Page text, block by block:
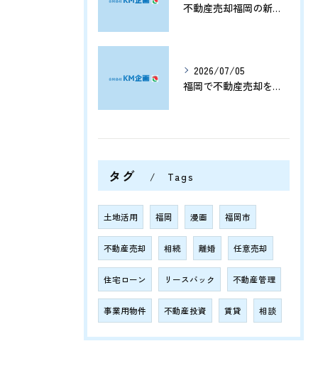
不動産売却福岡の新展開と資産価値を守る売却戦略まとめ
2026/07/05
福岡で不動産売却をプロに任せて相続や資産整理をスムーズに進める方法
タグ Tags
土地活用 福岡 漫画 福岡市
不動産売却 相続 離婚 任意売却
住宅ローン リースバック 不動産管理
事業用物件 不動産投資 賃貸 相談